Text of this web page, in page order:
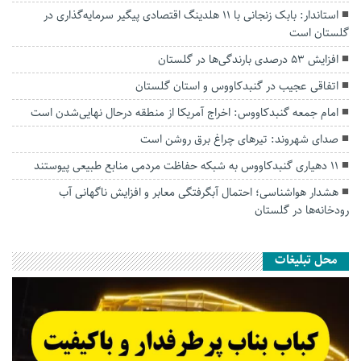
استاندار: بابک زنجانی با ۱۱ هلدینگ اقتصادی پیگیر سرمایه‌گذاری در
گلستان است
افزایش ۵۳ درصدی بارندگی‌ها در گلستان
اتفاقی عجیب در‌ گنبدکاووس و استان گلستان
امام جمعه گنبدکاووس: اخراج آمریکا از منطقه درحال نهایی‌شدن است
صدای شهروند: تیرهای چراغ برق روشن است
۱۱ دهیاری گنبدکاووس به شبکه حفاظت مردمی منابع طبیعی پیوستند
هشدار هواشناسی؛ احتمال آبگرفتگی معابر و افزایش ناگهانی آب
رودخانه‌ها در گلستان
محل تبلیغات